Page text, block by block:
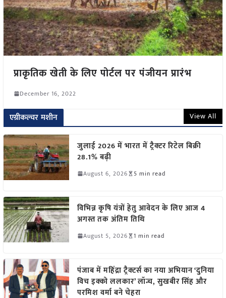
प्राकृतिक खेती के लिए पोर्टल पर पंजीयन प्रारंभ
December 16, 2022
एग्रीकल्चर मशीन View All
जुलाई 2026 में भारत में ट्रैक्टर रिटेल बिक्री
28.1% बढ़ी
August 6, 2026 5 min read
विभिन्न कृषि यंत्रों हेतु आवेदन के लिए आज 4
अगस्त तक अंतिम तिथि
August 5, 2026 1 min read
पंजाब में महिंद्रा ट्रैक्टर्स का नया अभियान ‘दुनिया
विच इक्को ललकार’ लॉन्च, सुखबीर सिंह और
परमिश वर्मा बने चेहरा